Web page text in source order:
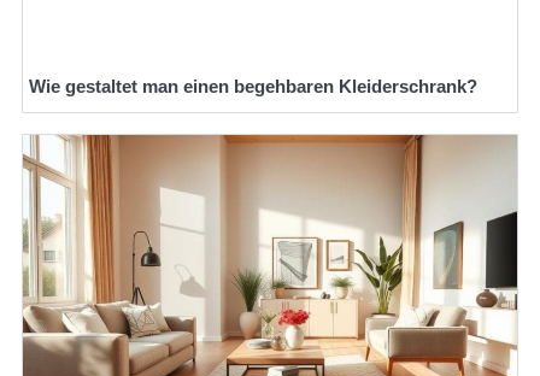
Wie gestaltet man einen begehbaren Kleiderschrank?